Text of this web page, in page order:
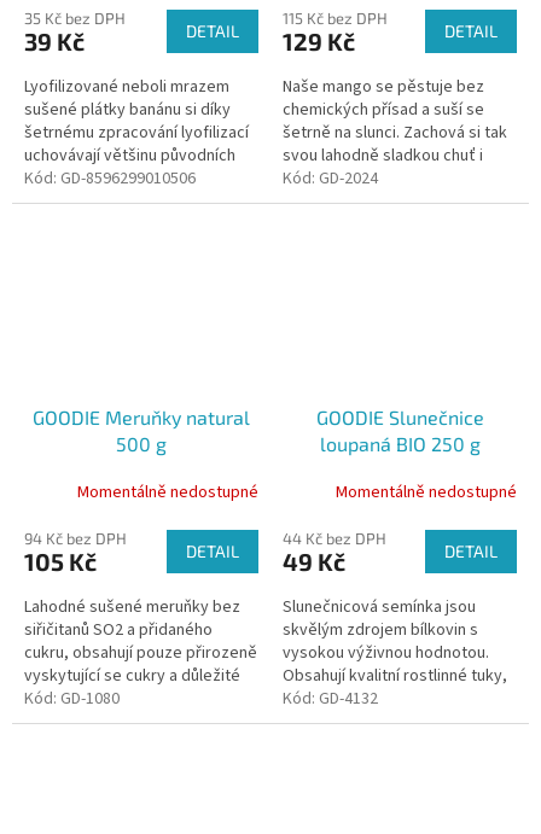
35 Kč bez DPH
39 Kč DETAIL
Lyofilizované neboli mrazem
sušené plátky banánu si díky
šetrnému zpracování lyofilizací
uchovávají většinu původních
vlastností jako je vůně, chuť,
barva a živiny. Jsou krásně...
Kód: GD-8596299010506
115 Kč bez DPH
129 Kč DETAIL
Naše mango se pěstuje bez
chemických přísad a suší se
šetrně na slunci. Zachová si tak
svou lahodně sladkou chuť i
aroma.
Kód: GD-2024
GOODIE Meruňky natural
500 g
Momentálně nedostupné
94 Kč bez DPH
105 Kč DETAIL
Lahodné sušené meruňky bez
siřičitanů SO2 a přidaného
cukru, obsahují pouze přirozeně
vyskytující se cukry a důležité
mikronutrienty. Jsou rychlým
zdrojem kvalitní energie a...
Kód: GD-1080
GOODIE Slunečnice
loupaná BIO 250 g
Momentálně nedostupné
44 Kč bez DPH
49 Kč DETAIL
Slunečnicová semínka jsou
skvělým zdrojem bílkovin s
vysokou výživnou hodnotou.
Obsahují kvalitní rostlinné tuky,
zejména velké množství
důležité kyseliny linolové a
Kód: GD-4132